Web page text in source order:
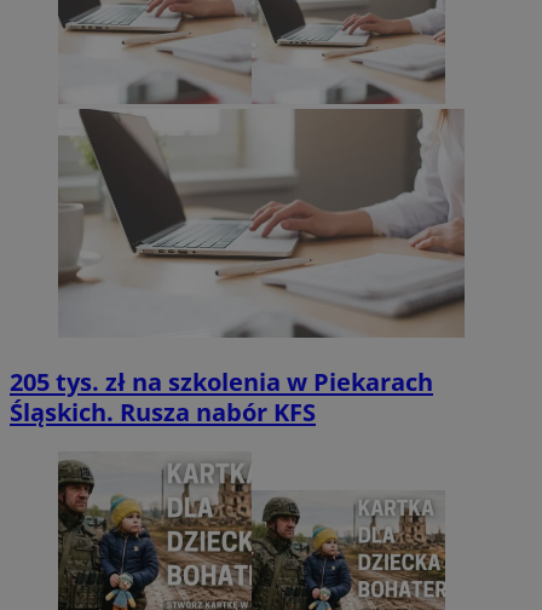
205 tys. zł na szkolenia w Piekarach
Śląskich. Rusza nabór KFS